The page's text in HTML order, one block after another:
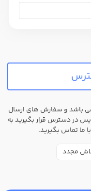
باشد و سفارش های ارسال
در دسترس قرار بگیرید به
ما تماس بگیرید.
مجدد